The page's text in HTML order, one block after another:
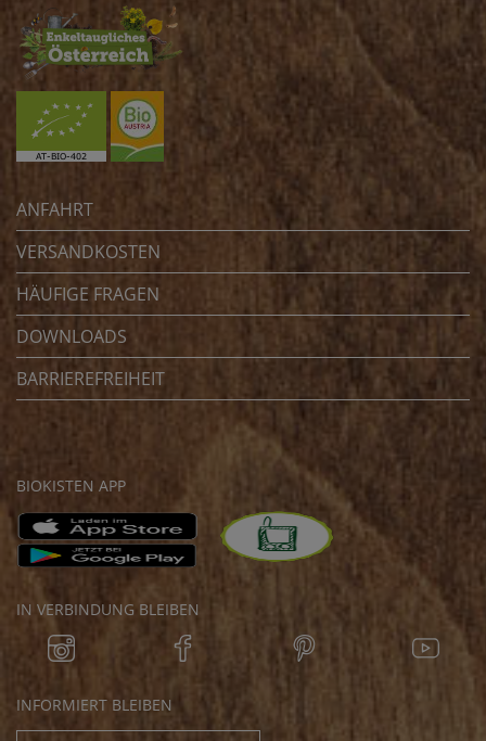
ANFAHRT
VERSANDKOSTEN
HÄUFIGE FRAGEN
DOWNLOADS
BARRIEREFREIHEIT
BIOKISTEN APP
IN VERBINDUNG BLEIBEN
INFORMIERT BLEIBEN